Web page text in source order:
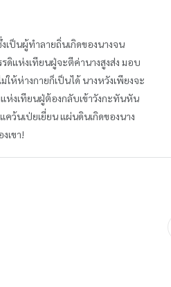
เป็นผู้ทำลายถิ่นเกิดของนางจน
ดิแห่งเทียนฝู่จะตีค่านางสูงส่ง มอบ
ห้ห่างกายก็เป็นได้ นางหวังเพียงจะ
แห่งเทียนฝู่ต้องกลับเข้าวังกะทันหัน
ว้นเป่ยเยี่ยน แผ่นดินเกิดของนาง
เขา!